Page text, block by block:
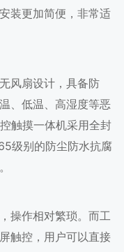
装更加简便，非常适
风扇设计，具备防
、低温、高湿度等恶
触摸一体机采用全封
级别的防尘防水抗腐
操作相对繁琐。而工
触控，用户可以直接